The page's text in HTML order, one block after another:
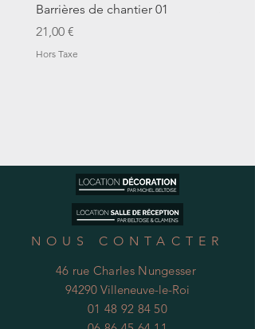
Barrières de chantier 01
Prix
21,00 €
Hors Taxe
NOUS CONTACTER
46 rue Charles Nungesser
94290 Villeneuve-le-Roi
01 48 92 84 50